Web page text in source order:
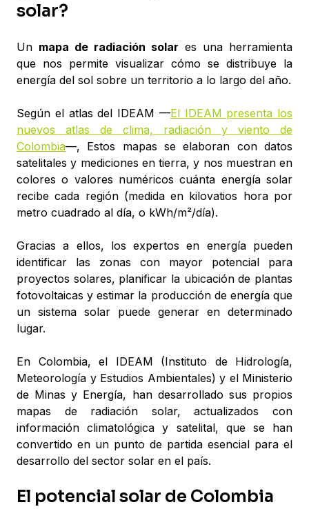
solar?
Un mapa de radiación solar es una herramienta
que nos permite visualizar cómo se distribuye la
energía del sol sobre un territorio a lo largo del año.
Según el atlas del IDEAM —El IDEAM presenta los
nuevos atlas de clima, radiación y viento de
Colombia—, Estos mapas se elaboran con datos
satelitales y mediciones en tierra, y nos muestran en
colores o valores numéricos cuánta energía solar
recibe cada región (medida en kilovatios hora por
metro cuadrado al día, o kWh/m²/día).
Gracias a ellos, los expertos en energía pueden
identificar las zonas con mayor potencial para
proyectos solares, planificar la ubicación de plantas
fotovoltaicas y estimar la producción de energía que
un sistema solar puede generar en determinado
lugar.
En Colombia, el IDEAM (Instituto de Hidrología,
Meteorología y Estudios Ambientales) y el Ministerio
de Minas y Energía, han desarrollado sus propios
mapas de radiación solar, actualizados con
información climatológica y satelital, que se han
convertido en un punto de partida esencial para el
desarrollo del sector solar en el país.
El potencial solar de Colombia